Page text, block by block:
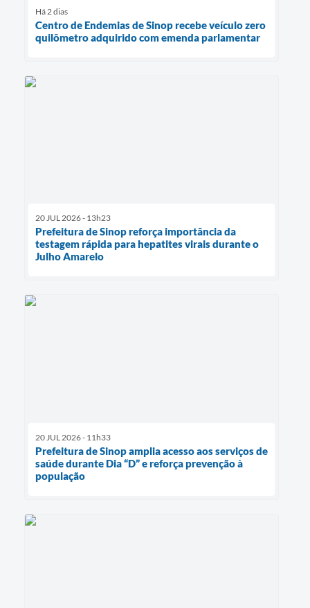
Há 2 dias
Centro de Endemias de Sinop recebe veículo zero
quilômetro adquirido com emenda parlamentar
20 JUL 2026 - 13h23
Prefeitura de Sinop reforça importância da
testagem rápida para hepatites virais durante o
Julho Amarelo
20 JUL 2026 - 11h33
Prefeitura de Sinop amplia acesso aos serviços de
saúde durante Dia “D” e reforça prevenção à
população